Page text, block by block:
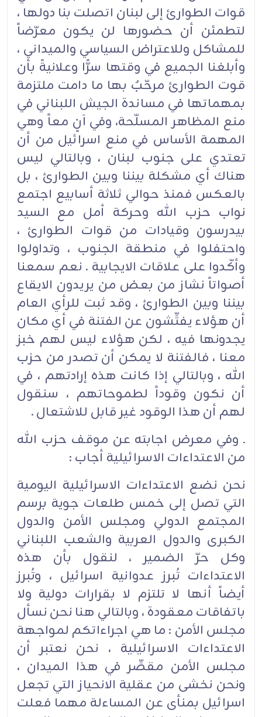
قوات الطوارئ إلى لبنان اتصلت بنا دولها ،
لتطمئن أن حضورها لن يكون معرّضاً
للمشاكل وللاعتراض السياسي والميداني ،
وأبلغنا الجميع في وقتها سرًّا وعلانيةً بأن
قوت الطوارئ مرحّبٌ بها ما دامت ملتزمة
بمهماتها في مساندة الجيش اللبناني في
منع المظاهر المسلّحة، وفي آنٍ معاً وهي
المهمة الأساس في منع اسرائيل من أن
تعتدي على جنوب لبنان ، وبالتالي ليس
هناك أي مشكلة بيننا وبين الطوارئ ، بل
بالعكس فمنذ حوالي ثلاثة أسابيع اجتمع
نواب حزب الله وحركة أمل مع السيد
بيدرسون وقيادات من قوات الطوارئ ،
واحتفلوا في منطقة الجنوب ، وتداولوا
وأكّدوا على علاقات الايجابية . نعم سمعنا
أصواتاً نشاز من بعض من يريدون الايقاع
بيننا وبين الطوارئ ، وقد ثبت للرأي العام
أن هؤلاء يفتِّشون عن الفتنة في أي مكان
يجدونها فيه ، لكن هؤلاء ليس لهم خبز
معنا ، فالفتنة لا يمكن أن تصدر من حزب
الله ، وبالتالي إذا كانت هذه إرادتهم ، في
أن نكون وقوداً لطموحاتهم ، سنقول
لهم أن هذا الوقود غير قابل للاشتعال .
ـ وفي معرض اجابته عن موقف حزب الله
من الاعتداءات الاسرائيلية أجاب :
نحن نضع الاعتداءات الاسرائيلية اليومية
التي تصل إلى خمس طلعات جوية برسم
المجتمع الدولي ومجلس الأمن والدول
الكبرى والدول العربية والشعب اللبناني
وكل حرّ الضمير ، لنقول بأن هذه
الاعتداءات تُبرز عدوانية اسرائيل ، وتُبرز
أيضاً أنها لا تلتزم لا بقرارات دولية ولا
باتفاقات معقودة ، وبالتالي هنا نحن نسأل
مجلس الأمن : ما هي اجراءاتكم لمواجهة
الاعتداءات الاسرائيلية ، نحن نعتبر أن
مجلس الأمن مقصِّر في هذا الميدان ،
ونحن نخشى من عقلية الانحياز التي تجعل
اسرائيل بمنأى عن المساءلة مهما فعلت